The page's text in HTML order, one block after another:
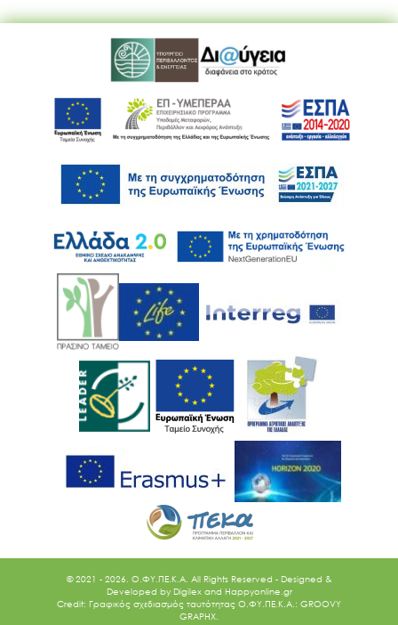
Ακολουθήστε μας
© 2021 - 2026. O.ΦΥ.ΠΕ.Κ.Α. All Rights Reserved - Designed &
Developed by Digilex and Happyonline.gr
Credit: Γραφικός σχεδιασμός ταυτότητας Ο.ΦΥ.ΠΕ.Κ.Α.: GROOVY
GRAPHX.